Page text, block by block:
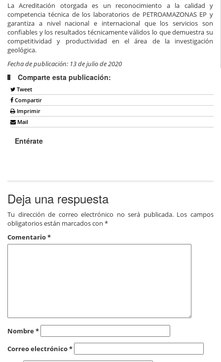
La Acreditación otorgada es un reconocimiento a la calidad y
competencia técnica de los laboratorios de PETROAMAZONAS EP y
garantiza a nivel nacional e internacional que los servicios son
confiables y los resultados técnicamente válidos lo que demuestra su
competitividad y productividad en el área de la investigación
geológica.
Fecha de publicación: 13 de julio de 2020
Comparte esta publicación:
Tweet
Compartir
Imprimir
Mail
Entérate
Deja una respuesta
Tu dirección de correo electrónico no será publicada. Los campos
obligatorios están marcados con *
Comentario*
Nombre*
Correo electrónico*